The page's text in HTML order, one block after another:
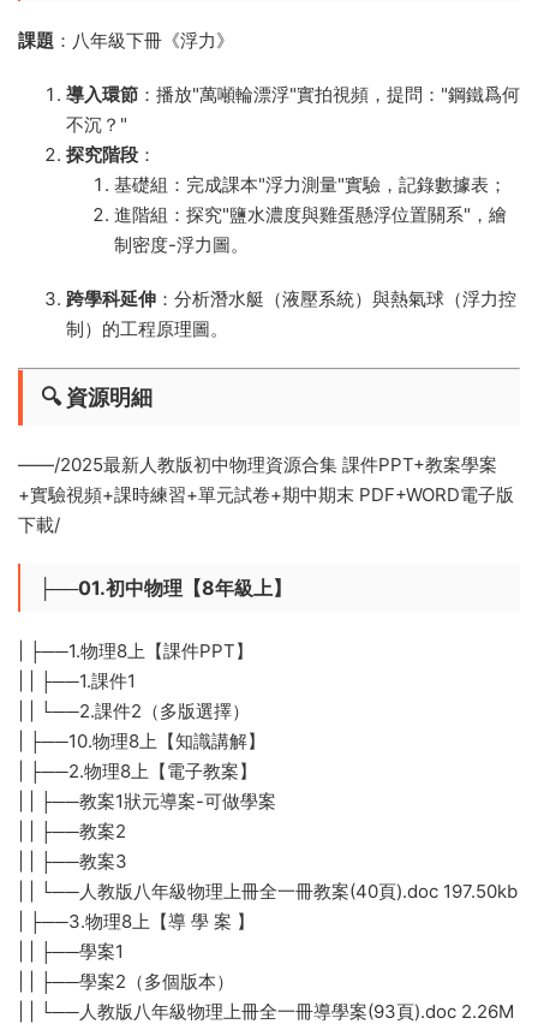
課題 ​：八年級下冊《浮力》
導入環節 ​：播放"萬噸輪漂浮"實拍視頻，提問："鋼鐵爲何
不沉？"
探究階段 ​：
基礎組：完成課本"浮力測量"實驗，記錄數據表；
進階組：探究"鹽水濃度與雞蛋懸浮位置關系"，繪
制密度-浮力圖。
跨學科延伸 ​：分析潛水艇（液壓系統）與熱氣球（浮力控
制）的工程原理圖。
🔍 ​資源明細​
——/2025最新人教版初中物理資源合集 課件PPT+教案學案
+實驗視頻+課時練習+單元試卷+期中期末 PDF+WORD電子版
下載/
├──01.初中物理【8年級上】
| ├──1.物理8上【課件PPT】
| | ├──1.課件1
| | └──2.課件2（多版選擇）
| ├──10.物理8上【知識講解】
| ├──2.物理8上【電子教案】
| | ├──教案1狀元導案-可做學案
| | ├──教案2
| | ├──教案3
| | └──人教版八年級物理上冊全一冊教案(40頁).doc 197.50kb
| ├──3.物理8上【導 學 案 】
| | ├──學案1
| | ├──學案2（多個版本）
| | └──人教版八年級物理上冊全一冊導學案(93頁).doc 2.26M